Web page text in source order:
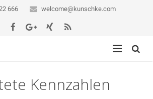
666 welcome@kunschke.com
Kennzahlen